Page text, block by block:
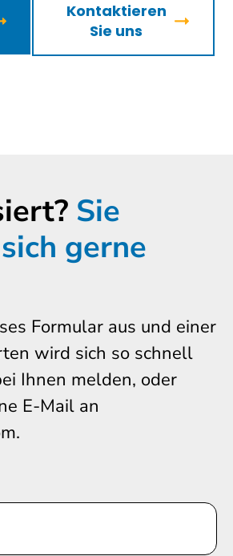
Kontaktieren
Sie uns
Sie
gerne
Formular aus und einer
wird sich so schnell
Ihnen melden, oder
E-Mail an